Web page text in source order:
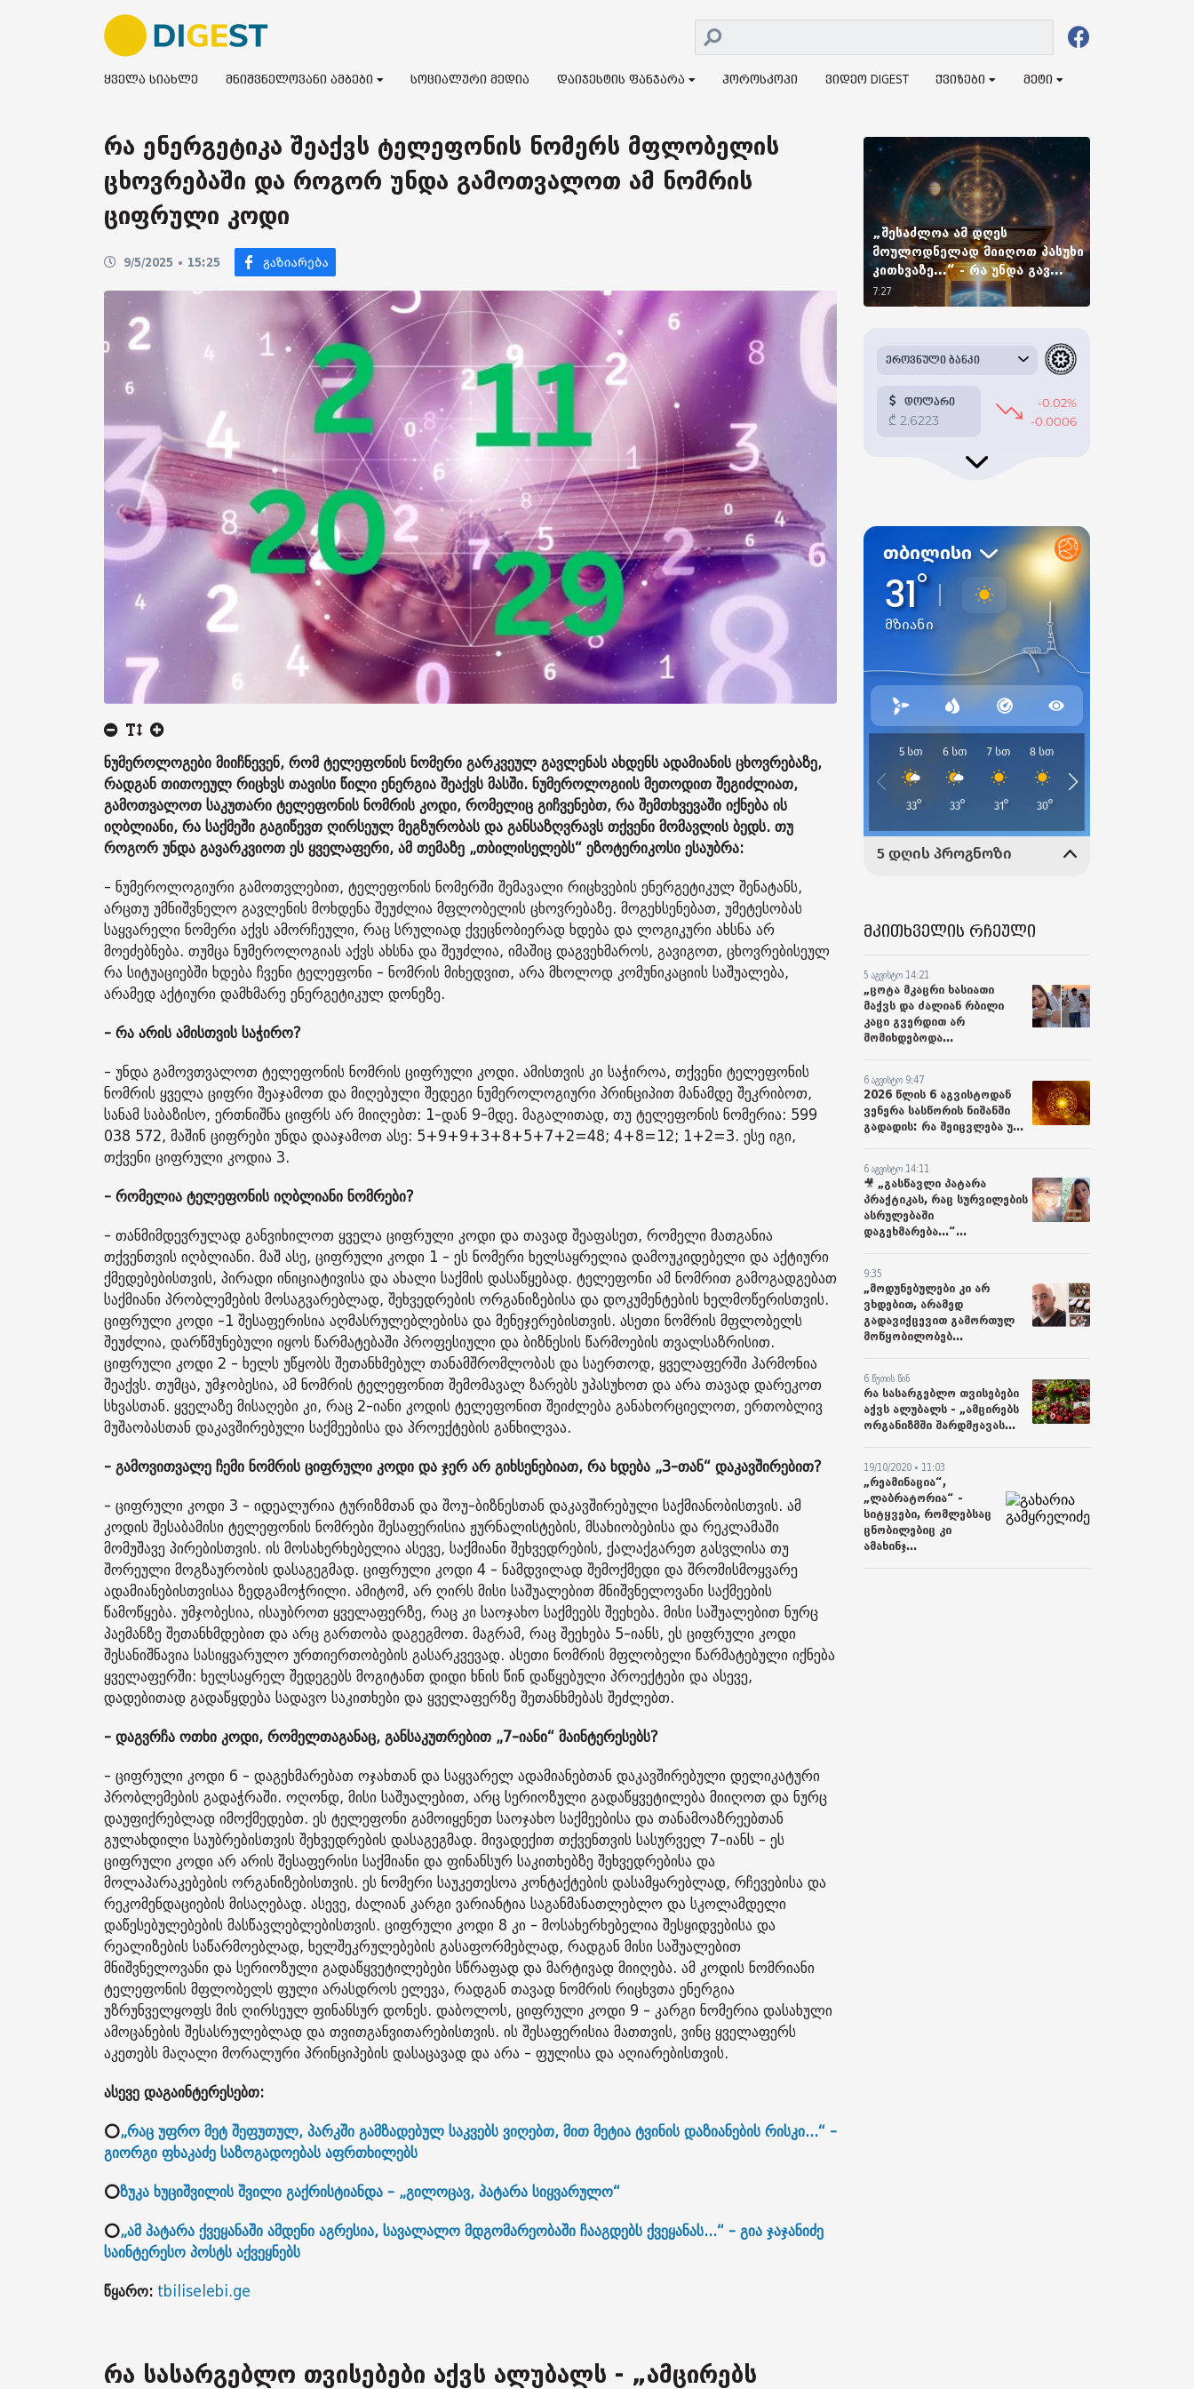
ყველა სიახლე მნიშვნელოვანი ამბები სოციალური მედია დაიჯესტის ფანჯარა ჰოროსკოპი ვიდეო DIGEST ქვიზები მეტი
რა ენერგეტიკა შეაქვს ტელეფონის ნომერს მფლობელის
ცხოვრებაში და როგორ უნდა გამოთვალოთ ამ ნომრის
ციფრული კოდი
9/5/2025 • 15:25
ნუმეროლოგები მიიჩნევენ, რომ ტელეფონის ნომერი გარკვეულ გავლენას ახდენს ადამიანის ცხოვრებაზე,
რადგან თითოეულ რიცხვს თავისი წილი ენერგია შეაქვს მასში. ნუმეროლოგიის მეთოდით შეგიძლიათ,
გამოთვალოთ საკუთარი ტელეფონის ნომრის კოდი, რომელიც გიჩვენებთ, რა შემთხვევაში იქნება ის
იღბლიანი, რა საქმეში გაგიწევთ ღირსეულ მეგზურობას და განსაზღვრავს თქვენი მომავლის ბედს. თუ
როგორ უნდა გავარკვიოთ ეს ყველაფერი, ამ თემაზე „თბილისელებს“ ეზოტერიკოსი ესაუბრა:
- ნუმეროლოგიური გამოთვლებით, ტელეფონის ნომერში შემავალი რიცხვების ენერგეტიკულ შენატანს,
არცთუ უმნიშვნელო გავლენის მოხდენა შეუძლია მფლობელის ცხოვრებაზე. მოგეხსენებათ, უმეტესობას
საყვარელი ნომერი აქვს ამორჩეული, რაც სრულიად ქვეცნობიერად ხდება და ლოგიკური ახსნა არ
მოეძებნება. თუმცა ნუმეროლოგიას აქვს ახსნა და შეუძლია, იმაშიც დაგვეხმაროს, გავიგოთ, ცხოვრებისეულ
რა სიტუაციებში ხდება ჩვენი ტელეფონი - ნომრის მიხედვით, არა მხოლოდ კომუნიკაციის საშუალება,
არამედ აქტიური დამხმარე ენერგეტიკულ დონეზე.
- რა არის ამისთვის საჭირო?
- უნდა გამოვთვალოთ ტელეფონის ნომრის ციფრული კოდი. ამისთვის კი საჭიროა, თქვენი ტელეფონის
ნომრის ყველა ციფრი შეაჯამოთ და მიღებული შედეგი ნუმეროლოგიური პრინციპით მანამდე შეკრიბოთ,
სანამ საბაზისო, ერთნიშნა ციფრს არ მიიღებთ: 1-დან 9-მდე. მაგალითად, თუ ტელეფონის ნომერია: 599
038 572, მაშინ ციფრები უნდა დააჯამოთ ასე: 5+9+9+3+8+5+7+2=48; 4+8=12; 1+2=3. ესე იგი,
თქვენი ციფრული კოდია 3.
- რომელია ტელეფონის იღბლიანი ნომრები?
- თანმიმდევრულად განვიხილოთ ყველა ციფრული კოდი და თავად შეაფასეთ, რომელი მათგანია
თქვენთვის იღბლიანი. მაშ ასე, ციფრული კოდი 1 - ეს ნომერი ხელსაყრელია დამოუკიდებელი და აქტიური
ქმედებებისთვის, პირადი ინიციატივისა და ახალი საქმის დასაწყებად. ტელეფონი ამ ნომრით გამოგადგებათ
საქმიანი პრობლემების მოსაგვარებლად, შეხვედრების ორგანიზებისა და დოკუმენტების ხელმოწერისთვის.
ციფრული კოდი -1 შესაფერისია აღმასრულებლებისა და მენეჯერებისთვის. ასეთი ნომრის მფლობელს
შეუძლია, დარწმუნებული იყოს წარმატებაში პროფესიული და ბიზნესის წარმოების თვალსაზრისით.
ციფრული კოდი 2 - ხელს უწყობს შეთანხმებულ თანამშრომლობას და საერთოდ, ყველაფერში ჰარმონია
შეაქვს. თუმცა, უმჯობესია, ამ ნომრის ტელეფონით შემომავალ ზარებს უპასუხოთ და არა თავად დარეკოთ
სხვასთან. ყველაზე მისაღები კი, რაც 2-იანი კოდის ტელეფონით შეიძლება განახორციელოთ, ერთობლივ
მუშაობასთან დაკავშირებული საქმეებისა და პროექტების განხილვაა.
- გამოვითვალე ჩემი ნომრის ციფრული კოდი და ჯერ არ გიხსენებიათ, რა ხდება „3-თან“ დაკავშირებით?
- ციფრული კოდი 3 - იდეალურია ტურიზმთან და შოუ-ბიზნესთან დაკავშირებული საქმიანობისთვის. ამ
კოდის შესაბამისი ტელეფონის ნომრები შესაფერისია ჟურნალისტების, მსახიობებისა და რეკლამაში
მომუშავე პირებისთვის. ის მოსახერხებელია ასევე, საქმიანი შეხვედრების, ქალაქგარეთ გასვლისა თუ
შორეული მოგზაურობის დასაგეგმად. ციფრული კოდი 4 - ნამდვილად შემოქმედი და შრომისმოყვარე
ადამიანებისთვისაა ზედგამოჭრილი. ამიტომ, არ ღირს მისი საშუალებით მნიშვნელოვანი საქმეების
წამოწყება. უმჯობესია, ისაუბროთ ყველაფერზე, რაც კი საოჯახო საქმეებს შეეხება. მისი საშუალებით ნურც
პაემანზე შეთანხმდებით და არც გართობა დაგეგმოთ. მაგრამ, რაც შეეხება 5-იანს, ეს ციფრული კოდი
შესანიშნავია სასიყვარულო ურთიერთობების გასარკვევად. ასეთი ნომრის მფლობელი წარმატებული იქნება
ყველაფერში: ხელსაყრელ შედეგებს მოგიტანთ დიდი ხნის წინ დაწყებული პროექტები და ასევე,
დადებითად გადაწყდება სადავო საკითხები და ყველაფერზე შეთანხმებას შეძლებთ.
- დაგვრჩა ოთხი კოდი, რომელთაგანაც, განსაკუთრებით „7-იანი“ მაინტერესებს?
- ციფრული კოდი 6 - დაგეხმარებათ ოჯახთან და საყვარელ ადამიანებთან დაკავშირებული დელიკატური
პრობლემების გადაჭრაში. ოღონდ, მისი საშუალებით, არც სერიოზული გადაწყვეტილება მიიღოთ და ნურც
დაუფიქრებლად იმოქმედებთ. ეს ტელეფონი გამოიყენეთ საოჯახო საქმეებისა და თანამოაზრეებთან
გულახდილი საუბრებისთვის შეხვედრების დასაგეგმად. მივადექით თქვენთვის სასურველ 7-იანს - ეს
ციფრული კოდი არ არის შესაფერისი საქმიანი და ფინანსურ საკითხებზე შეხვედრებისა და
მოლაპარაკებების ორგანიზებისთვის. ეს ნომერი საუკეთესოა კონტაქტების დასამყარებლად, რჩევებისა და
რეკომენდაციების მისაღებად. ასევე, ძალიან კარგი ვარიანტია საგანმანათლებლო და სკოლამდელი
დაწესებულებების მასწავლებლებისთვის. ციფრული კოდი 8 კი - მოსახერხებელია შესყიდვებისა და
რეალიზების საწარმოებლად, ხელშეკრულებების გასაფორმებლად, რადგან მისი საშუალებით
მნიშვნელოვანი და სერიოზული გადაწყვეტილებები სწრაფად და მარტივად მიიღება. ამ კოდის ნომრიანი
ტელეფონის მფლობელს ფული არასდროს ელევა, რადგან თავად ნომრის რიცხვთა ენერგია
უზრუნველყოფს მის ღირსეულ ფინანსურ დონეს. დაბოლოს, ციფრული კოდი 9 - კარგი ნომერია დასახული
ამოცანების შესასრულებლად და თვითგანვითარებისთვის. ის შესაფერისია მათთვის, ვინც ყველაფერს
აკეთებს მაღალი მორალური პრინციპების დასაცავად და არა - ფულისა და აღიარებისთვის.
ასევე დაგაინტერესებთ:
⭕„რაც უფრო მეტ შეფუთულ, პარკში გამზადებულ საკვებს ვიღებთ, მით მეტია ტვინის დაზიანების რისკი...“ -
გიორგი ფხაკაძე საზოგადოებას აფრთხილებს
⭕ზუკა ხუციშვილის შვილი გაქრისტიანდა - „გილოცავ, პატარა სიყვარულო“
⭕„ამ პატარა ქვეყანაში ამდენი აგრესია, სავალალო მდგომარეობაში ჩააგდებს ქვეყანას...“ - გია ჯაჯანიძე
საინტერესო პოსტს აქვეყნებს
წყარო: tbiliselebi.ge
რა სასარგებლო თვისებები აქვს ალუბალს - „ამცირებს
„შესაძლოა ამ დღეს
მოულოდნელად მიიღოთ პასუხი
კითხვაზე...“ - რა უნდა გავ...
7:27
მკითხველის რჩეული
5 აგვისტო 14:21
„ცოტა მკაცრი ხასიათი
მაქვს და ძალიან რბილი
კაცი გვერდით არ
მომიხდებოდა...
6 აგვისტო 9:47
2026 წლის 6 აგვისტოდან
ვენერა სასწორის ნიშანში
გადადის: რა შეიცვლება უ...
6 აგვისტო 14:11
🎥 „გასწავლი პატარა
პრაქტიკას, რაც სურვილების
ასრულებაში
დაგეხმარება...“...
9:35
„მოდუნებულები კი არ
ვხდებით, არამედ
გადავიქცევით გამორთულ
მოწყობილობებ...
6 წუთის წინ
რა სასარგებლო თვისებები
აქვს ალუბალს - „ამცირებს
ორგანიზმში შარდმჟავას...
19/10/2020 • 11:03
„რეამინაცია“,
„ლაბრატორია“ -
სიტყვები, რომლებსაც
ცნობილებიც კი
ამახინჯ...